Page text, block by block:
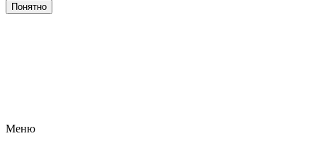
Понятно
Меню